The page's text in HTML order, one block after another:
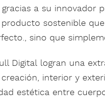
a su innovador
sostenible
sino que
Digital logran una
interior y
estética entre